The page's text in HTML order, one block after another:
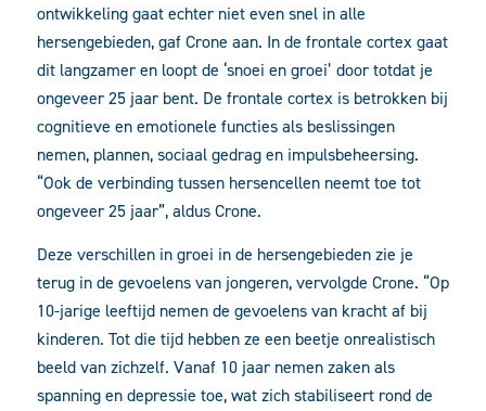
ontwikkeling gaat echter niet even snel in alle
hersengebieden, gaf Crone aan. In de frontale cortex gaat
dit langzamer en loopt de ‘snoei en groei’ door totdat je
ongeveer 25 jaar bent. De frontale cortex is betrokken bij
cognitieve en emotionele functies als beslissingen
nemen, plannen, sociaal gedrag en impulsbeheersing.
“Ook de verbinding tussen hersencellen neemt toe tot
ongeveer 25 jaar”, aldus Crone.
Deze verschillen in groei in de hersengebieden zie je
terug in de gevoelens van jongeren, vervolgde Crone. “Op
10-jarige leeftijd nemen de gevoelens van kracht af bij
kinderen. Tot die tijd hebben ze een beetje onrealistisch
beeld van zichzelf. Vanaf 10 jaar nemen zaken als
spanning en depressie toe, wat zich stabiliseert rond de